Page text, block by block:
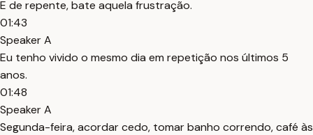
E de repente, bate aquela frustração.
01:43
Speaker A
Eu tenho vivido o mesmo dia em repetição nos últimos 5
anos.
01:48
Speaker A
Segunda-feira, acordar cedo, tomar banho correndo, café às